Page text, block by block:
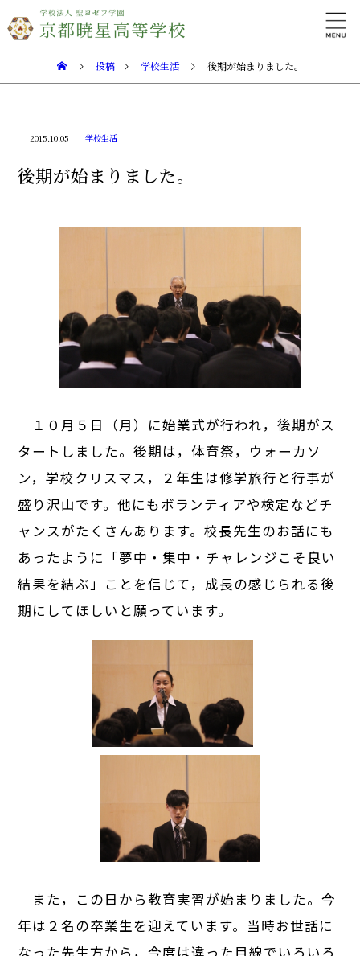
投稿 学校生活 後期が始まりました。
2015.10.05 学校生活
後期が始まりました。
１０月５日（月）に始業式が行われ，後期がス
タートしました。後期は，体育祭，ウォーカソ
ン，学校クリスマス，２年生は修学旅行と行事が
盛り沢山です。他にもボランティアや検定などチ
ャンスがたくさんあります。校長先生のお話にも
あったように「夢中・集中・チャレンジこそ良い
結果を結ぶ」ことを信じて，成長の感じられる後
期にしてほしいと願っています。
また，この日から教育実習が始まりました。今
年は２名の卒業生を迎えています。当時お世話に
なった先生方から，今度は違った目線でいろいろ